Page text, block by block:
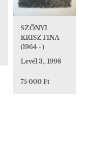
SZŐNYI
KRISZTINA
(1964 - )
Levél 3., 1998
75 000 Ft